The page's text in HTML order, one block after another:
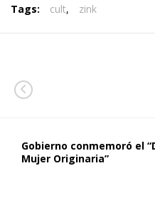
Tags: cult, zink
Gobierno conmemoró el
Mujer Originaria”